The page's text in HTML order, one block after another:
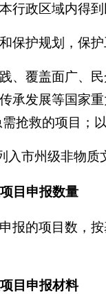
行政区域内得
保护规划，保
、覆盖面广、
承发展等国家
抢救的项目；
入市州级非物
目 申报数量
报的项目数，
目 申报材料